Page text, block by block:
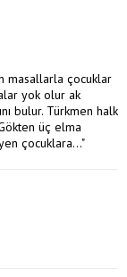
masallarla çocuklar
yok olur ak
bulur. Türkmen halk
üç elma
çocuklara..."